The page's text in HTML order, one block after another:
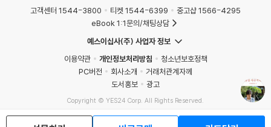
고객센터 1544-3800 티켓 1544-6399
중고샵 1566-4295
eBook 1:1문의/채팅상담
예스이십사(주) 사업자 정보
이용약관
개인정보처리방침
청소년보호정책
PC버전
회사소개
거래처관계자께
도서홍보
광고
Copyright © YES24 Corp. All Rights Reserved.